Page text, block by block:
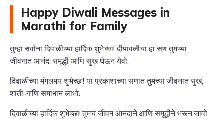
Happy Diwali Messages in
Marathi for Family
तुम्हा सर्वांना दिवाळीच्या हार्दिक शुभेच्छा! दीपावलीचा हा सण तुमच्या
जीवनात आनंद, समृद्धी आणि सुख घेऊन येवो.
दिवाळीच्या मंगलमय शुभेच्छा! या प्रकाशाच्या सणात तुमच्या जीवनात सुख,
शांती आणि समाधान लाभो.
दिवाळीच्या हार्दिक शुभेच्छा! तुमचं जीवन आनंदाने आणि समृद्धीने भरून जावो.